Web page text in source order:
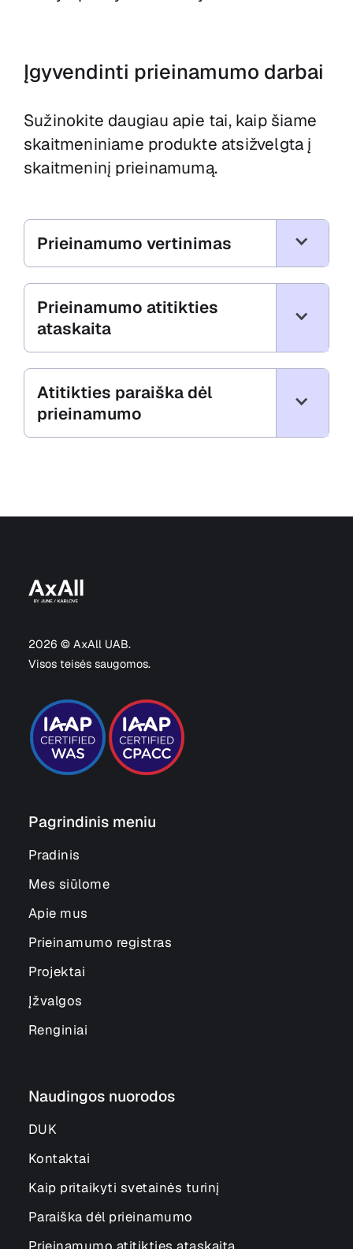
Įgyvendinti prieinamumo darbai
Sužinokite daugiau apie tai, kaip šiame
skaitmeniniame produkte atsižvelgta į
skaitmeninį prieinamumą.
Prieinamumo vertinimas
Prieinamumo atitikties
ataskaita
Atitikties paraiška dėl
prieinamumo
2026 © AxAll UAB.
Visos teisės saugomos.
Pagrindinis meniu
Pradinis
Mes siūlome
Apie mus
Prieinamumo registras
Projektai
Įžvalgos
Renginiai
Naudingos nuorodos
DUK
Kontaktai
Kaip pritaikyti svetainės turinį
Paraiška dėl prieinamumo